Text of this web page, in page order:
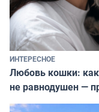
ИНТЕРЕСНОЕ
Любовь кошки:
не равнодушен —